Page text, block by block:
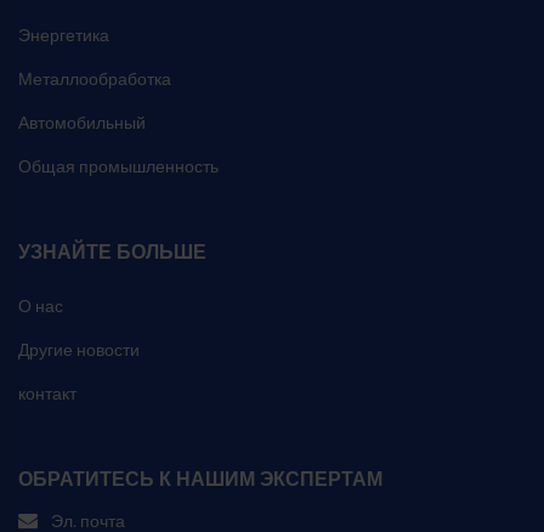
Энергетика
Металлообработка
Автомобильный
Общая промышленность
УЗНАЙТЕ БОЛЬШЕ
О нас
Другие новости
контакт
ОБРАТИТЕСЬ К НАШИМ ЭКСПЕРТАМ
Эл. почта